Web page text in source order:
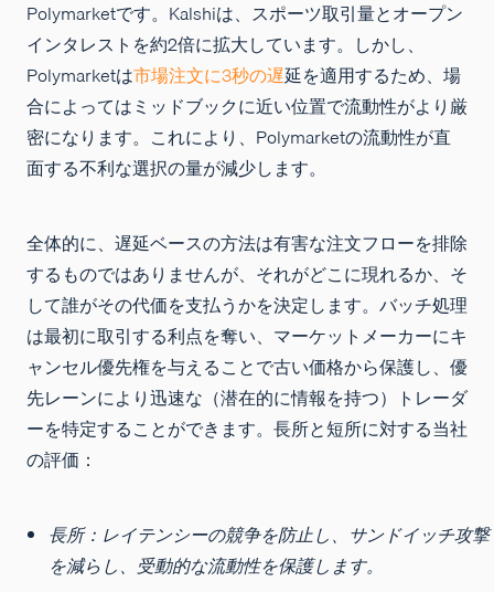
Polymarketです。Kalshiは、スポーツ取引量とオープン
インタレストを約2倍に拡大しています。しかし、
Polymarketは市場注文に3秒の遅延を適用するため、場
合によってはミッドブックに近い位置で流動性がより厳
密になります。これにより、Polymarketの流動性が直
面する不利な選択の量が減少します。
全体的に、遅延ベースの方法は有害な注文フローを排除
するものではありませんが、それがどこに現れるか、そ
して誰がその代価を支払うかを決定します。バッチ処理
は最初に取引する利点を奪い、マーケットメーカーにキ
ャンセル優先権を与えることで古い価格から保護し、優
先レーンにより迅速な（潜在的に情報を持つ）トレーダ
ーを特定することができます。長所と短所に対する当社
の評価：
長所： レイテンシーの競争を防止し、サンドイッチ攻撃
を減らし、受動的な流動性を保護します。